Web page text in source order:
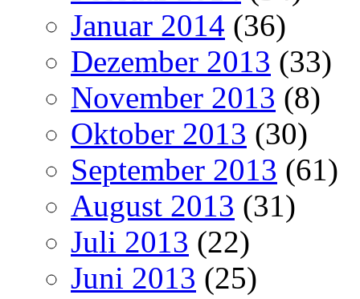
Januar 2014 (36)
Dezember 2013 (33)
November 2013 (8)
Oktober 2013 (30)
September 2013 (61)
August 2013 (31)
Juli 2013 (22)
Juni 2013 (25)